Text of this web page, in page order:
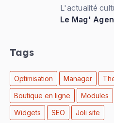
L'actualité
Le Mag'
Tags
Optimisation Manager
Boutique en ligne Modules
Widgets SEO Joli site